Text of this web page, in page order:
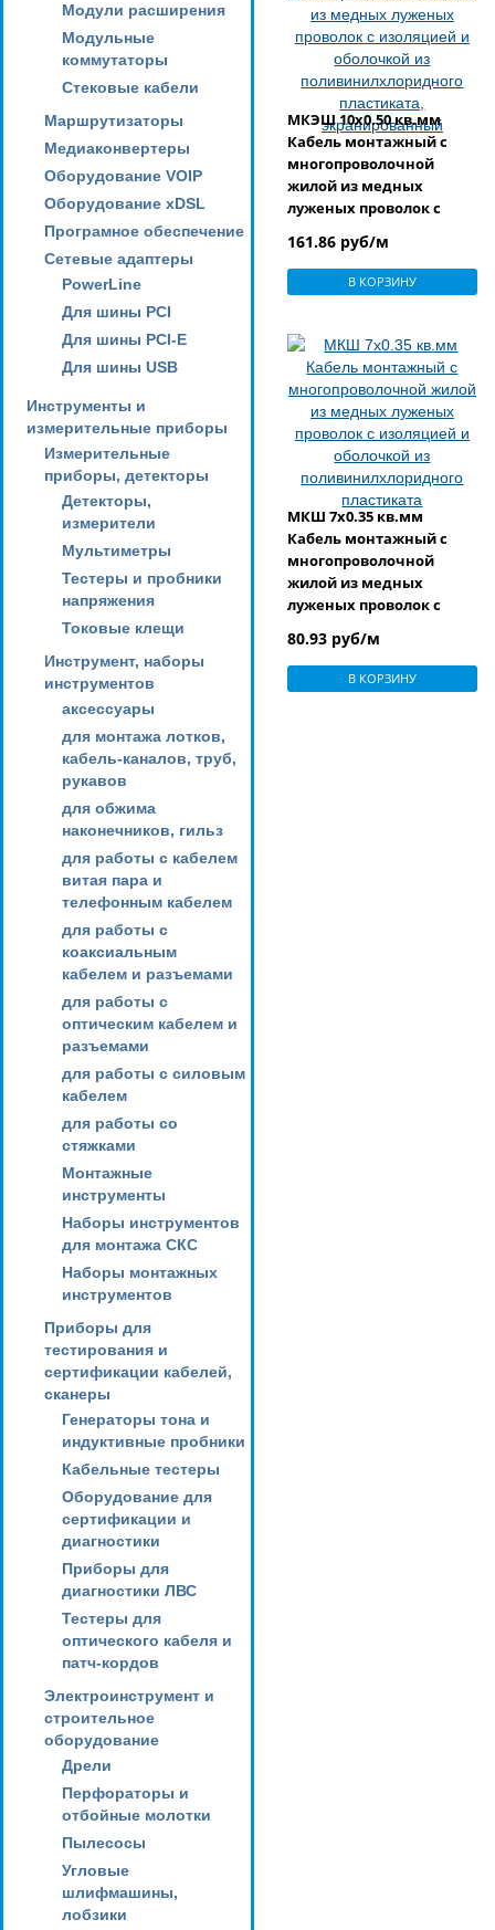
Модули расширения
Модульные
коммутаторы
Стековые кабели
Маршрутизаторы
Медиаконвертеры
Оборудование VOIP
Оборудование xDSL
Програмное обеспечение
Сетевые адаптеры
PowerLine
Для шины PCI
Для шины PCI-E
Для шины USB
Инструменты и
измерительные приборы
Измерительные
приборы, детекторы
Детекторы,
измерители
Мультиметры
Тестеры и пробники
напряжения
Токовые клещи
Инструмент, наборы
инструментов
аксессуары
для монтажа лотков,
кабель-каналов, труб,
рукавов
для обжима
наконечников, гильз
для работы с кабелем
витая пара и
телефонным кабелем
для работы с
коаксиальным
кабелем и разъемами
для работы с
оптическим кабелем и
разъемами
для работы с силовым
кабелем
для работы со
стяжками
Монтажные
инструменты
Наборы инструментов
для монтажа СКС
Наборы монтажных
инструментов
Приборы для
тестирования и
сертификации кабелей,
сканеры
Генераторы тона и
индуктивные пробники
Кабельные тестеры
Оборудование для
сертификации и
диагностики
Приборы для
диагностики ЛВС
Тестеры для
оптического кабеля и
патч-кордов
Электроинструмент и
строительное
оборудование
Дрели
Перфораторы и
отбойные молотки
Пылесосы
Угловые
шлифмашины,
лобзики
МКЭШ 10x0.50 кв.мм
Кабель монтажный с
многопроволочной
жилой из медных
луженых проволок с
из
поливинилхлоридного
пластиката,
161.86 руб/м
В КОРЗИНУ
МКШ 7x0.35 кв.мм
Кабель монтажный с
многопроволочной
жилой из медных
луженых проволок с
из
поливинилхлоридного
пластиката
80.93 руб/м
В КОРЗИНУ